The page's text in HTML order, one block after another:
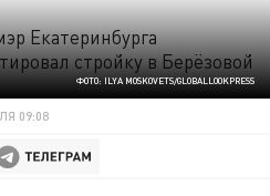
ФОТО: ILYA MOSKOVETS/GLOBALLOOKPRESS
09:08